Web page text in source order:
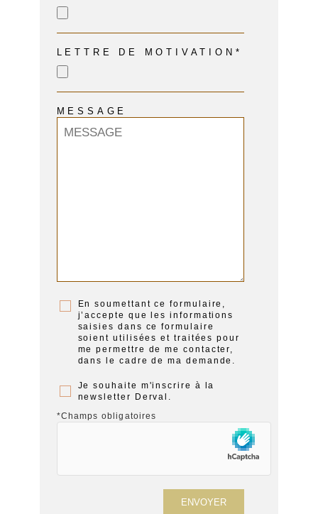
LETTRE DE MOTIVATION*
MESSAGE
En soumettant ce formulaire,
j’accepte que les informations
saisies dans ce formulaire
soient utilisées et traitées pour
me permettre de me contacter,
dans le cadre de ma demande.
Je souhaite m'inscrire à la
newsletter Derval.
*Champs obligatoires